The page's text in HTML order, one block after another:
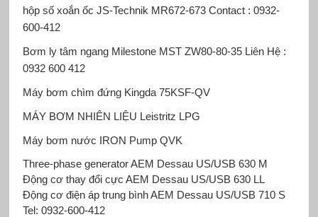
hộp số xoắn ốc JS-Technik MR672-673 Contact : 0932-
600-412
Bơm ly tâm ngang Milestone MST ZW80-80-35 Liên Hệ :
0932 600 412
Máy bơm chìm đứng Kingda75KSF-QV
MÁY BƠM NHIÊN LIỆU Leistritz LPG
Máy bơm nước IRON PumpQVK
Three-phase generator AEM Dessau US/USB 630 M
Động cơ thay đổi cực AEM Dessau US/USB 630 LL
Động cơ điện áp trung bình AEM Dessau US/USB 710 S
Tel: 0932-600-412